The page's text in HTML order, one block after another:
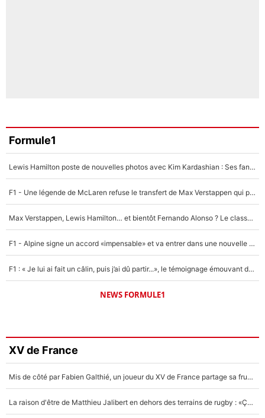
Formule1
Lewis Hamilton poste de nouvelles photos avec Kim Kardashian : Ses fans le voient déjà redevenir champion du monde de F1 grâce à elle !
F1 - Une légende de McLaren refuse le transfert de Max Verstappen qui pourrait «faire des vagues» et plomber l'ambiance dans l'équipe
Max Verstappen, Lewis Hamilton… et bientôt Fernando Alonso ? Le classement des pilotes les mieux payés en Formule 1 risque de changer !
F1 - Alpine signe un accord «impensable» et va entrer dans une nouvelle dimension : Grande nouvelle pour Pierre Gasly !
F1 : « Je lui ai fait un câlin, puis j’ai dû partir...», le témoignage émouvant de Max Verstappen sur sa fille
NEWS FORMULE1
XV de France
Mis de côté par Fabien Galthié, un joueur du XV de France partage sa frustration : «ils ne me l’ont pas dit tout de suite»
La raison d'être de Matthieu Jalibert en dehors des terrains de rugby : «Ça m'atteint autant que si tu touches à un membre de ma famille»